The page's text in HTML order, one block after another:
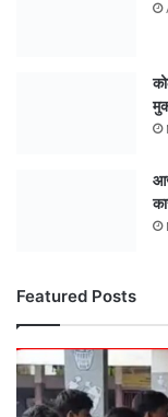
Featured Posts
अंडर-15
टीम